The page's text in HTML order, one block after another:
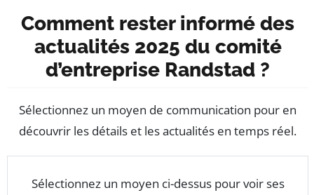
Comment rester informé des
actualités 2025 du comité
d’entreprise Randstad ?
Sélectionnez un moyen de communication pour en
découvrir les détails et les actualités en temps réel.
Sélectionnez un moyen ci-dessus pour voir ses